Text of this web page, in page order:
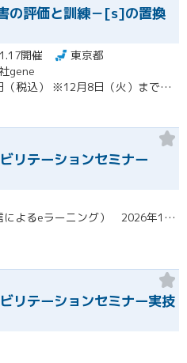
の評価と訓練－[s]の置換
開催
東京都
gene
9,900円（税込） ※12月8日（火）までの限定価格※ 12月9日（水）以降のお申込みは13,200円（税込）となります。 当日会場にてお支払いください（現金のみ） 【キャンセルについて】 1月11日（月）午前8時以降のキャンセルは、キャンセル料（セミナー受講料全額）が発生いたします。
リテーションセミナー
開催期間（オンデマンド配信によるeラーニング） 2026年10月2日（金）～10月29日（木）
リテーションセミナー実技